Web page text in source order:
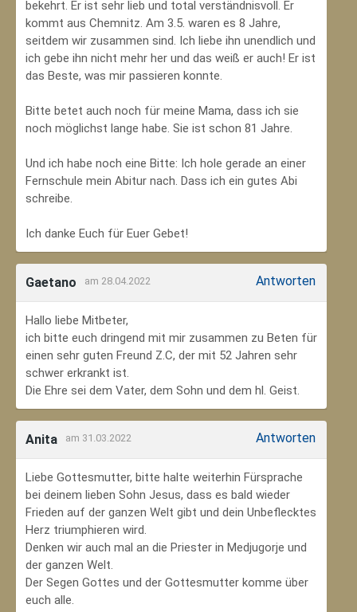
bekehrt. Er ist sehr lieb und total verständnisvoll. Er
kommt aus Chemnitz. Am 3.5. waren es 8 Jahre,
seitdem wir zusammen sind. Ich liebe ihn unendlich und
ich gebe ihn nicht mehr her und das weiß er auch! Er ist
das Beste, was mir passieren konnte.
Bitte betet auch noch für meine Mama, dass ich sie
noch möglichst lange habe. Sie ist schon 81 Jahre.
Und ich habe noch eine Bitte: Ich hole gerade an einer
Fernschule mein Abitur nach. Dass ich ein gutes Abi
schreibe.
Ich danke Euch für Euer Gebet!
Gaetano am 28.04.2022 Antworten
Hallo liebe Mitbeter,
ich bitte euch dringend mit mir zusammen zu Beten für
einen sehr guten Freund Z.C, der mit 52 Jahren sehr
schwer erkrankt ist.
Die Ehre sei dem Vater, dem Sohn und dem hl. Geist.
Anita am 31.03.2022 Antworten
Liebe Gottesmutter, bitte halte weiterhin Fürsprache
bei deinem lieben Sohn Jesus, dass es bald wieder
Frieden auf der ganzen Welt gibt und dein Unbeflecktes
Herz triumphieren wird.
Denken wir auch mal an die Priester in Medjugorje und
der ganzen Welt.
Der Segen Gottes und der Gottesmutter komme über
euch alle.